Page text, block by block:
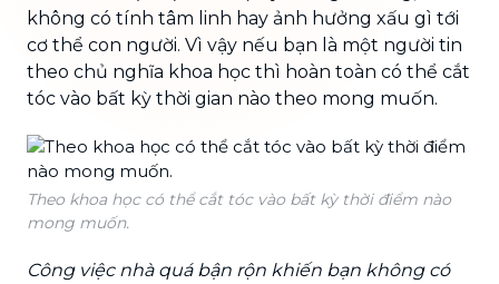
không có tính tâm linh hay ảnh hưởng xấu gì tới
cơ thể con người. Vì vậy nếu bạn là một người tin
theo chủ nghĩa khoa học thì hoàn toàn có thể cắt
tóc vào bất kỳ thời gian nào theo mong muốn.
Theo khoa học có thể cắt tóc vào bất kỳ thời điểm nào
mong muốn.
Công việc nhà quá bận rộn khiến bạn không có